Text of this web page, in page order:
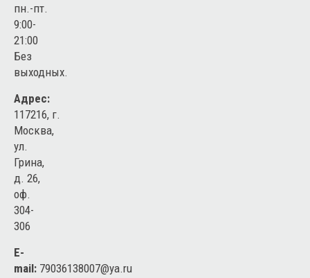
пн.-пт.
9:00-
21:00
Без
выходных.
Адрес:
117216, г.
Москва,
ул.
Грина,
д. 26,
оф.
304-
306
E-
mail: 79036138007@ya.ru